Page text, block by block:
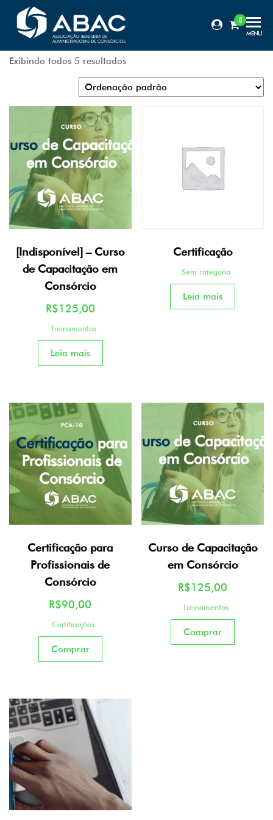
Certificação
ABAC
0
MENU
Exibindo todos 5 resultados
[Indisponível] – Curso
de Capacitação em
Consórcio
R$125,00
Treinamentos
Leia mais
Certificação
Sem categoria
Leia mais
Certificação para
Profissionais de
Consórcio
R$90,00
Certificações
Comprar
Curso de Capacitação
em Consórcio
R$125,00
Treinamentos
Comprar